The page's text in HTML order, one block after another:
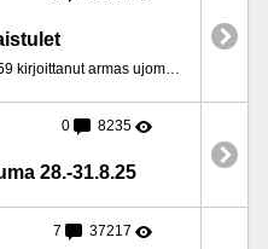
Uusin viesti: 4.01.2026 kello on 16:59 kirjoittanut armas ujomieli
0 8235
28.-31.8.25
7 37217